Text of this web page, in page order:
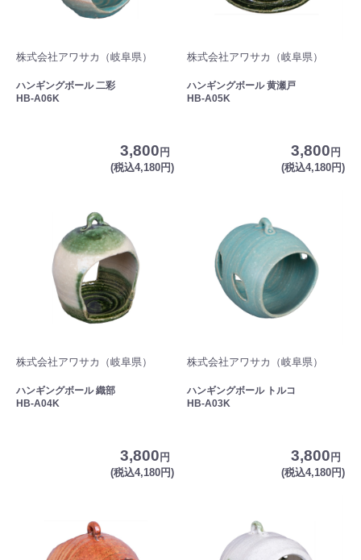
株式会社アワサカ（岐阜県）
ハンギングボール 二彩
HB-A06K
3,800 円
(税込4,180円)
株式会社アワサカ（岐阜県）
ハンギングボール 黄瀬戸
HB-A05K
3,800 円
(税込4,180円)
株式会社アワサカ（岐阜県）
ハンギングボール 織部
HB-A04K
3,800 円
(税込4,180円)
株式会社アワサカ（岐阜県）
ハンギングボール トルコ
HB-A03K
3,800 円
(税込4,180円)